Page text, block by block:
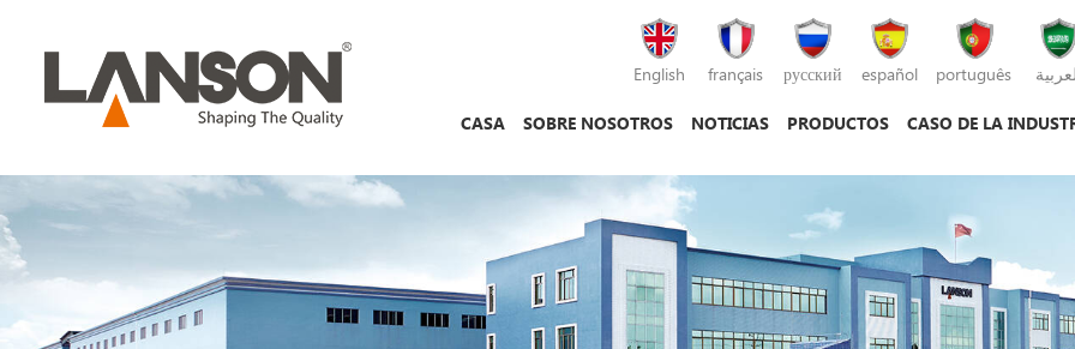
English français русский español português
CASA SOBRE NOSOTROS NOTICIAS PRODUCTOS CASO DE LA